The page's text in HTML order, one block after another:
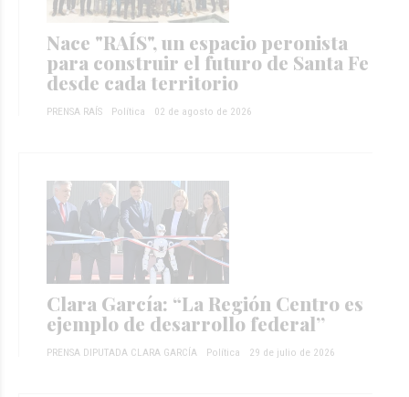
Nace "RAÍS", un espacio peronista
para construir el futuro de Santa Fe
desde cada territorio
PRENSA RAÍS Política 02 de agosto de 2026
Clara García: “La Región Centro es
ejemplo de desarrollo federal”
PRENSA DIPUTADA CLARA GARCÍA Política 29 de julio de 2026